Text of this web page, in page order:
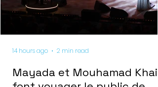
Mayada et Mouhamad
14 hours ago 2 min read